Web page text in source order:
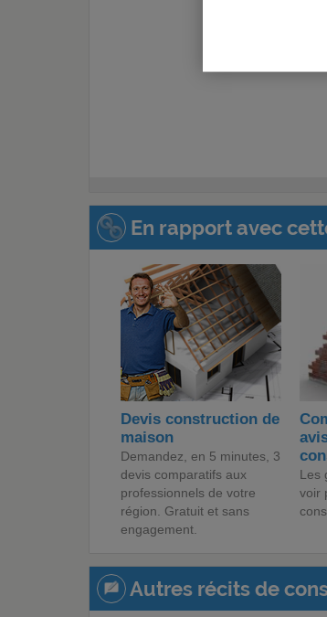
En rapport avec
Devis construction de
maison
Demandez, en 5 minutes, 3
devis comparatifs aux
professionnels de votre
région. Gratuit et sans
engagement.
Les
voir
Autres récits de